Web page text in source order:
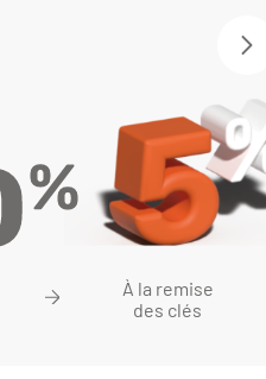
À la remise
des clés